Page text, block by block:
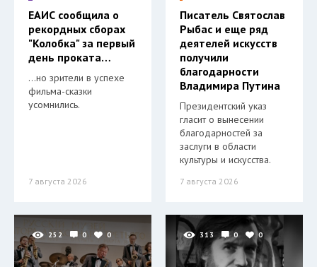
ЕАИС сообщила о
рекордных сборах
"Колобка" за первый
день проката…
…но зрители в успехе
фильма-сказки
усомнились.
7 августа 2026
Писатель Святослав
Рыбас и еще ряд
деятелей искусств
получили
благодарности
Владимира Путина
Президентский указ
гласит о вынесении
благодарностей за
заслуги в области
культуры и искусства.
7 августа 2026
252 0 0 313 0 0